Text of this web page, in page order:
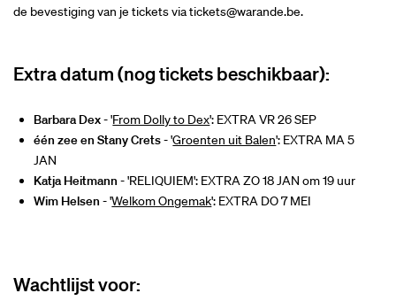
de bevestiging van je tickets via tickets@warande.be.
Extra datum (nog tickets beschikbaar):
Barbara Dex- 'From Dolly to Dex': EXTRA VR 26 SEP
één zee en Stany Crets- 'Groenten uit Balen': EXTRA MA 5
JAN
Katja Heitmann- 'RELIQUIEM': EXTRA ZO 18 JAN om 19 uur
Wim Helsen - 'Welkom Ongemak': EXTRA DO 7 MEI
Wachtlijst voor: